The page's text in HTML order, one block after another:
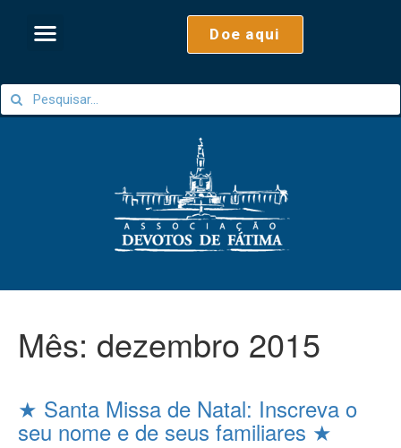
Doe aqui
Mês: dezembro 2015
★ Santa Missa de Natal: Inscreva o
seu nome e de seus familiares ★